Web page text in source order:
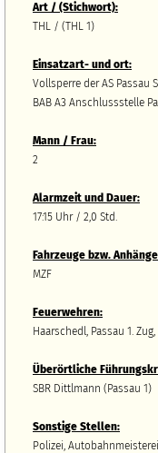
Art / (Stichwort):
THL / (THL 1)
Einsatzart- und ort:
Vollsperre der AS Passau
BAB A3 Anschlussstelle
Mann / Frau:
2
Alarmzeit und Dauer:
17:15 Uhr / 2,0 Std.
Fahrzeuge bzw.A
MZF
Feuerwehren:
Haarschedl, Passau 1.
Überörtliche
SBR Dittlmann (Passau 1)
Sonstige Stellen:
Polizei, Autobahnmeisterei